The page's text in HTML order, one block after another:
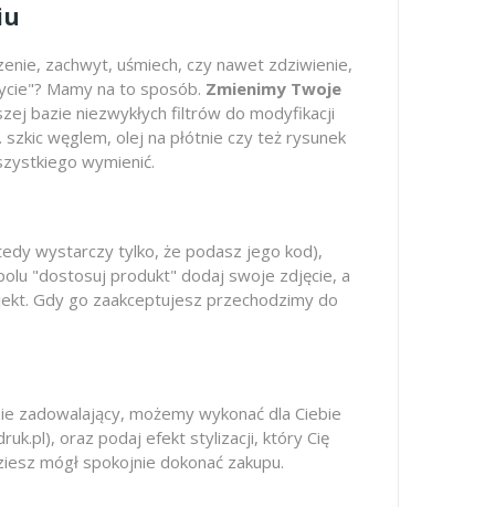
zachwyt, uśmiech, czy nawet zdziwienie,
Mamy na to sposób. Zmienimy Twoje
bazie niezwykłych filtrów do modyfikacji
węglem, olej na płótnie czy też rysunek
wymienić.
wystarczy tylko, że podasz jego kod),
"dostosuj produkt" dodaj swoje zdjęcie, a
Gdy go zaakceptujesz przechodzimy do
zadowalający, możemy wykonać dla Ciebie
oraz podaj efekt stylizacji, który Cię
mógł spokojnie dokonać zakupu.